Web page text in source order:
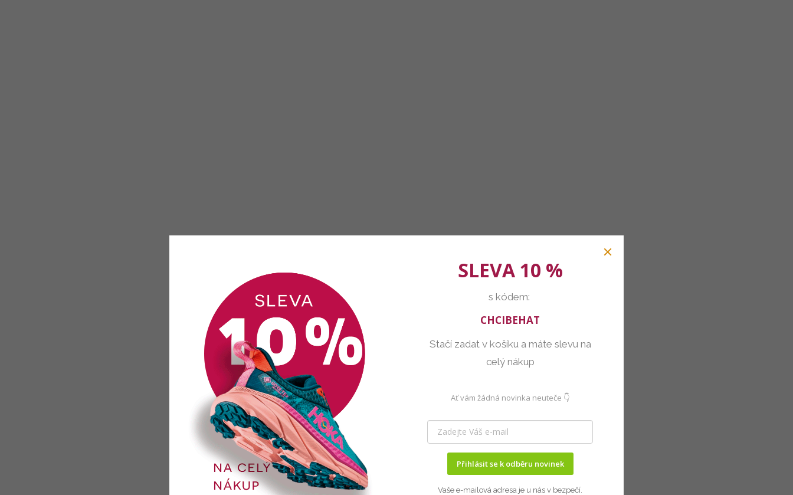
SLEVA 10 %
s kódem:
CHCIBEHAT
Stačí zadat v košíku a máte slevu na
celý nákup
Ať vám žádná novinka neuteče 👇
Přihlásit se k odběru novinek
Vaše e-mailová adresa je u nás v bezpečí.